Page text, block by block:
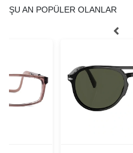
ŞU AN POPÜLER OLANLAR